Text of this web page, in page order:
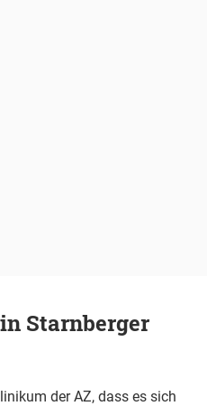
Starnberger
der AZ, dass es sich